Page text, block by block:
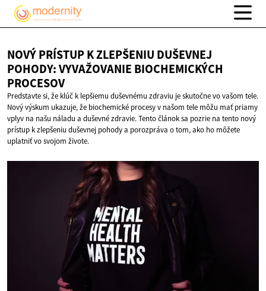
NOVÝ PRÍSTUP K ZLEPŠENIU DUŠEVNEJ
POHODY: VYVAŽOVANIE BIOCHEMICKÝCH
PROCESOV
Predstavte si, že klúč k lepšiemu duševnému zdraviu je skutočne vo vašom tele.
Nový výskum ukazuje, že biochemické procesy v našom tele môžu mať priamy
vplyv na našu náladu a duševné zdravie. Tento článok sa pozrie na tento nový
prístup k zlepšeniu duševnej pohody a porozpráva o tom, ako ho môžete
uplatniť vo svojom živote.